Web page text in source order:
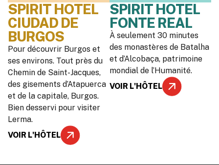
SPIRIT HOTEL
CIUDAD DE
BURGOS
Pour découvrir Burgos et
ses environs. Tout près du
Chemin de Saint-Jacques,
des gisements d’Atapuerca
et de la capitale, Burgos.
Bien desservi pour visiter
Lerma.
VOIR L'HÔTEL
SPIRIT HOTEL
FONTE REAL
À seulement 30 minutes
des monastères de Batalha
et d’Alcobaça, patrimoine
mondial de l’Humanité.
VOIR L'HÔTEL